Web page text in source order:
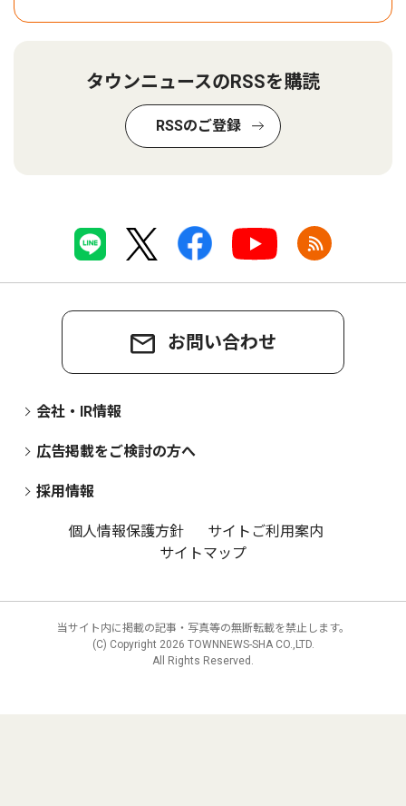
タウンニュースのRSSを購読
RSSのご登録
お問い合わせ
会社・IR情報
広告掲載をご検討の方へ
採用情報
個人情報保護方針
サイトご利用案内
サイトマップ
当サイト内に掲載の記事・写真等の無断転載を禁止します。
(C) Copyright 2026 TOWNNEWS-SHA CO.,LTD.
All Rights Reserved.